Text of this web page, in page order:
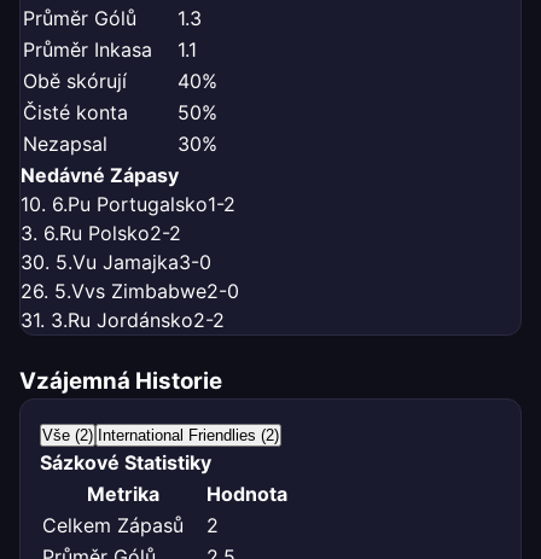
Průměr Gólů
1.3
Průměr Inkasa
1.1
Obě skórují
40%
Čisté konta
50%
Nezapsal
30%
Nedávné Zápasy
10. 6.Pu Portugalsko1-2
3. 6.Ru Polsko2-2
30. 5.Vu Jamajka3-0
26. 5.Vvs Zimbabwe2-0
31. 3.Ru Jordánsko2-2
Vzájemná Historie
Vše (2) International Friendlies (2)
Sázkové Statistiky
Metrika
Hodnota
Celkem Zápasů
2